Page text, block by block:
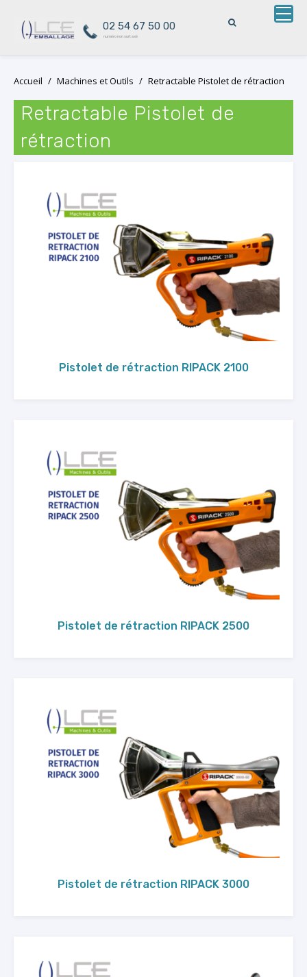
02 54 67 50 00
numéro non surtaxé
content
Accueil / Machines et Outils / Retractable Pistolet de rétraction
Retractable Pistolet de
rétraction
Pistolet de rétraction RIPACK 2100
Pistolet de rétraction RIPACK 2500
Pistolet de rétraction RIPACK 3000